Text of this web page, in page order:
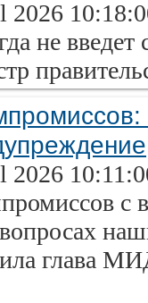
2026
не
с
глава